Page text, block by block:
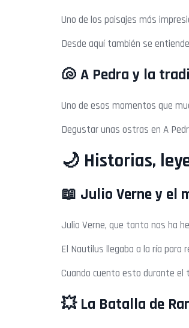
Uno de los paisajes más
Desde aquí también se
🐚 A Pedra y la
Uno de esos momentos que
Degustar unas ostras en A
🌙 Historias,
📖 Julio Verne y el
Julio Verne, que tanto nos ha
El Nautilus llegaba a la ría para
Cuando cuento esto durante el
💥 La Batalla de